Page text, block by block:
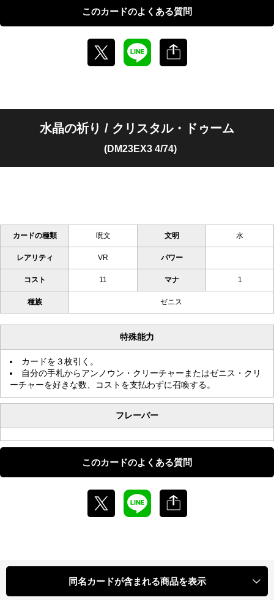
このカードのよくある質問
水晶の祈り / クリスタル・ドゥーム
(DM23EX3 4/74)
カードの種類 呪文 文明 水
レアリティ VR パワー
コスト 11 マナ 1
種族 ゼニス
特殊能力
カードを３枚引く。
自分の手札からアンノウン・クリーチャーまたはゼニス・クリ
ーチャーを好きな数、コストを支払わずに召喚する。
フレーバー
このカードのよくある質問
同名カードが含まれる商品を表示